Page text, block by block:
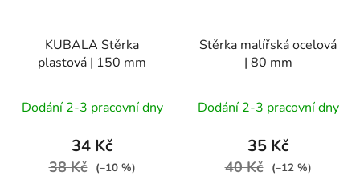
KUBALA Stěrka
plastová | 150 mm
Dodání 2-3 pracovní dny
34 Kč
38 Kč (–10 %)
Stěrka malířská ocelová
| 80 mm
Dodání 2-3 pracovní dny
35 Kč
40 Kč (–12 %)